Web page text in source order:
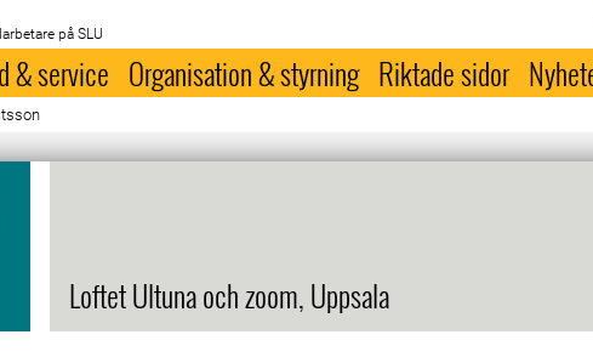
på SLU
& service Organisation & styrning Riktade sidor
Loftet Ultuna och zoom, Uppsala